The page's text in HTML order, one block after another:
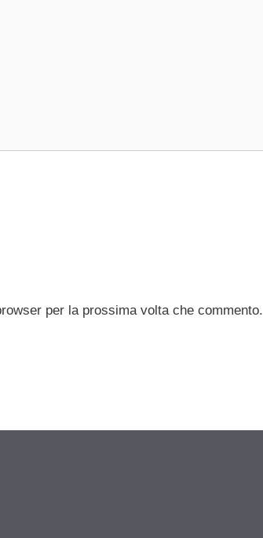
per la prossima volta che commento.